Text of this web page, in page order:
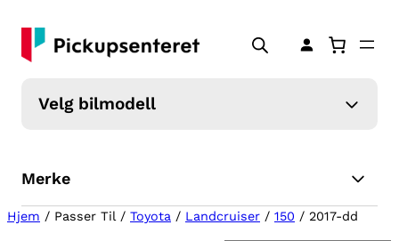
Velg bilmodell
Merke
Hjem / Passer Til / Toyota / Landcruiser / 150 / 2017-dd